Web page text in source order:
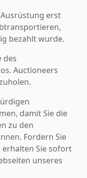
erst
bezahlt wurde.
des
Auctioneers
damit Sie die
zu den
Fordern Sie
Sie sofort
unseres